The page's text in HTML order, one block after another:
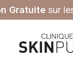
Gratuite sur